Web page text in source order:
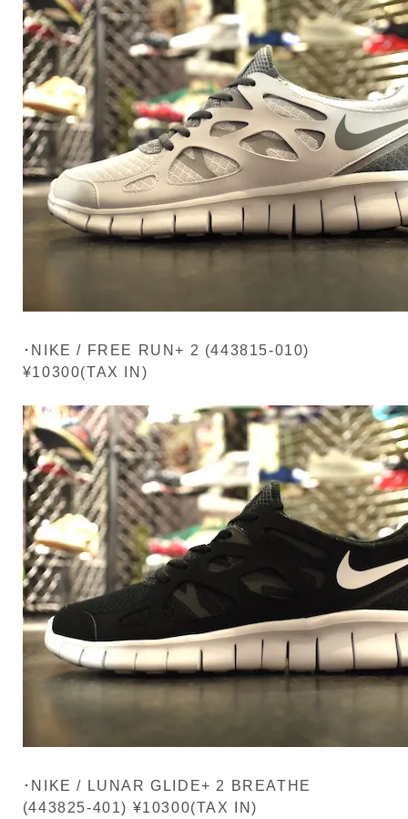
･NIKE / FREE RUN+ 2 (443815-010)
¥10300(TAX IN)
･NIKE / LUNAR GLIDE+ 2 BREATHE
(443825-401) ¥10300(TAX IN)